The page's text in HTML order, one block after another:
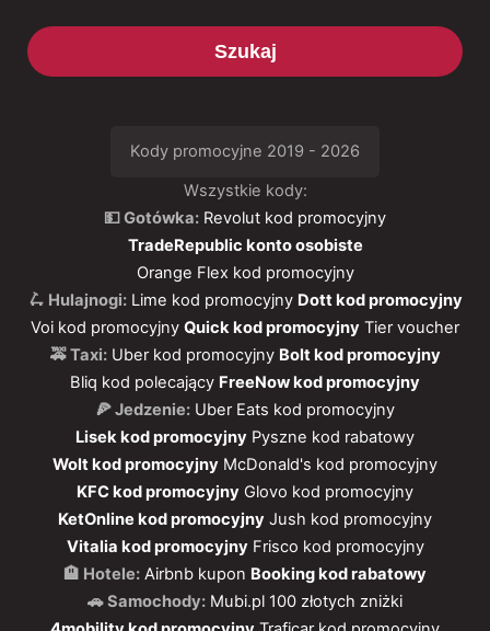
Szukaj
Kody promocyjne 2019 - 2026
Wszystkie kody:
💵 Gotówka: Revolut kod promocyjny
TradeRepublic konto osobiste
Orange Flex kod promocyjny
🛴 Hulajnogi: Lime kod promocyjny Dott kod promocyjny
Voi kod promocyjny Quick kod promocyjny Tier voucher
🚕 Taxi: Uber kod promocyjny Bolt kod promocyjny
Bliq kod polecający FreeNow kod promocyjny
🍕 Jedzenie: Uber Eats kod promocyjny
Lisek kod promocyjny Pyszne kod rabatowy
Wolt kod promocyjny McDonald's kod promocyjny
KFC kod promocyjny Glovo kod promocyjny
KetOnline kod promocyjny Jush kod promocyjny
Vitalia kod promocyjny Frisco kod promocyjny
🏨 Hotele: Airbnb kupon Booking kod rabatowy
🚗 Samochody: Mubi.pl 100 złotych zniżki